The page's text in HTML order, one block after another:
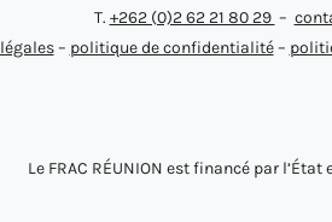
T. +262 (0)2 62 21 80 29 –
– politique de confidentialité–
Le FRAC RÉUNION est financé par